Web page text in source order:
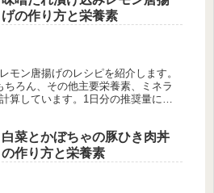
げの作り方と栄養素
モン唐揚げのレシピを紹介します。
ちろん、その他主要栄養素、ミネラ
算しています。1日分の推奨量に対
白菜とかぼちゃの豚ひき肉丼
の作り方と栄養素